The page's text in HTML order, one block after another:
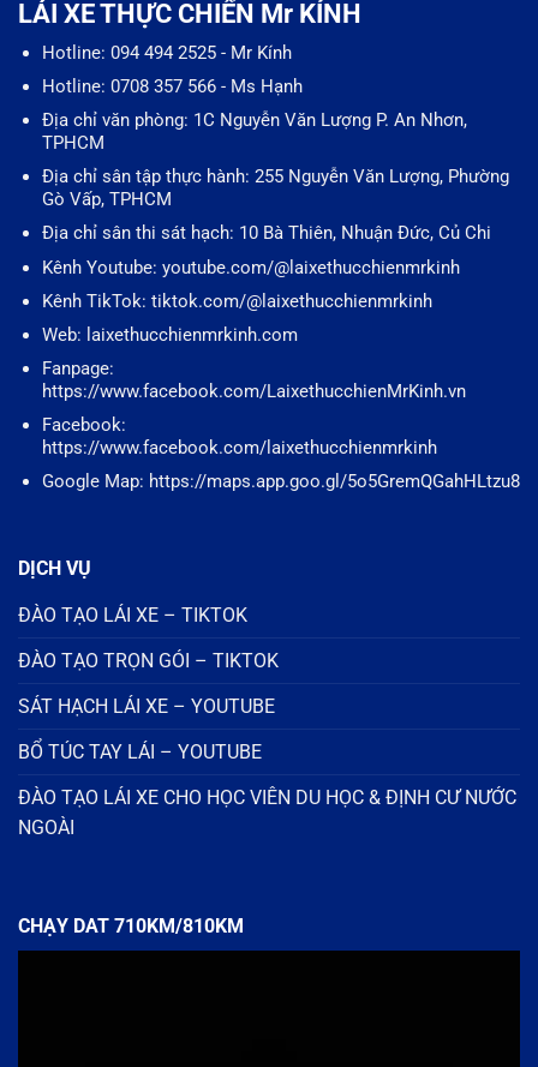
LÁI XE THỰC CHIẾN Mr KÍNH
Hotline: 094 494 2525 - Mr Kính
Hotline: 0708 357 566 - Ms Hạnh
Địa chỉ văn phòng: 1C Nguyễn Văn Lượng P. An Nhơn,
TPHCM
Địa chỉ sân tập thực hành: 255 Nguyễn Văn Lượng, Phường
Gò Vấp, TPHCM
Địa chỉ sân thi sát hạch: 10 Bà Thiên, Nhuận Đức, Củ Chi
Kênh Youtube: youtube.com/@laixethucchienmrkinh
Kênh TikTok: tiktok.com/@laixethucchienmrkinh
Web: laixethucchienmrkinh.com
Fanpage:
https://www.facebook.com/LaixethucchienMrKinh.vn
Facebook:
https://www.facebook.com/laixethucchienmrkinh
Google Map: https://maps.app.goo.gl/5o5GremQGahHLtzu8
DỊCH VỤ
ĐÀO TẠO LÁI XE – TIKTOK
ĐÀO TẠO TRỌN GÓI – TIKTOK
SÁT HẠCH LÁI XE – YOUTUBE
BỔ TÚC TAY LÁI – YOUTUBE
ĐÀO TẠO LÁI XE CHO HỌC VIÊN DU HỌC & ĐỊNH CƯ NƯỚC
NGOÀI
CHẠY DAT 710KM/810KM